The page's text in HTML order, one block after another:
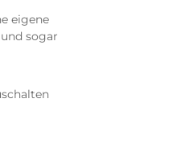
eigene
sogar